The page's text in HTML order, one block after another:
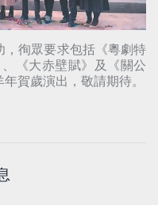
，徇眾要求包括《粵劇特
《大赤壁賦》及《關公
賀歲演出，敬請期待。